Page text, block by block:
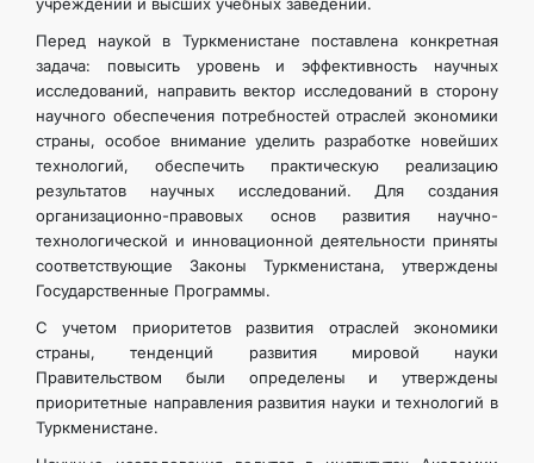
КОНТАКТНЫЕ ДАННЫЕ
Перед наукой в Туркменистане поставлена конкретная
задача: повысить уровень и эффективность научных
исследований, направить вектор исследований в сторону
научного обеспечения потребностей отраслей экономики
страны, особое внимание уделить разработке новейших
технологий, обеспечить практическую реализацию
результатов научных исследований. Для создания
организационно-правовых основ развития научно-
технологической и инновационной деятельности приняты
соответствующие Законы Туркменистана, утверждены
Государственные Программы.
С учетом приоритетов развития отраслей экономики
страны, тенденций развития мировой науки
Правительством были определены и утверждены
приоритетные направления развития науки и технологий в
Туркменистане.